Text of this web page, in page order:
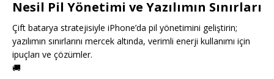
Nesil Pil Yönetimi ve Yazılımın Sınırları
Çift batarya stratejisiyle iPhone’da pil yönetimini geliştirin;
yazılımın sınırlarını mercek altında, verimli enerji kullanımı için
ipuçları ve çözümler.
🚚